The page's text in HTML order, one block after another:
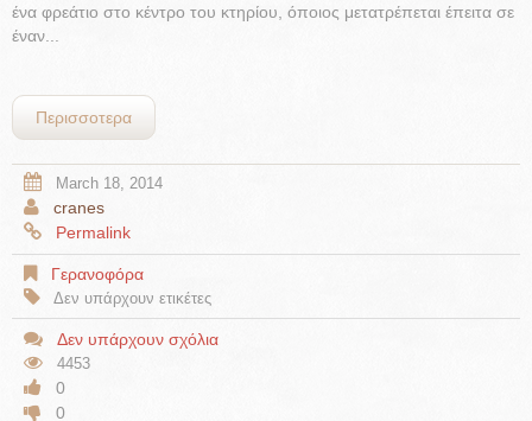
ένα φρεάτιο στο κέντρο του κτηρίου, όποιος μετατρέπεται έπειτα σε
έναν...
Περισσοτερα
March 18, 2014
cranes
Permalink
Γερανοφόρα
Δεν υπάρχουν ετικέτες
Δεν υπάρχουν σχόλια
4453
0
0